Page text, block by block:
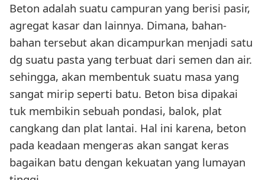
Beton adalah suatu campuran yang berisi pasir,
agregat kasar dan lainnya. Dimana, bahan-
bahan tersebut akan dicampurkan menjadi satu
dg suatu pasta yang terbuat dari semen dan air.
sehingga, akan membentuk suatu masa yang
sangat mirip seperti batu. Beton bisa dipakai
tuk membikin sebuah pondasi, balok, plat
cangkang dan plat lantai. Hal ini karena, beton
pada keadaan mengeras akan sangat keras
bagaikan batu dengan kekuatan yang lumayan